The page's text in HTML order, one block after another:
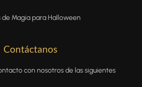
Contáctanos
con nosotros de las siguientes
de Magia para Halloween